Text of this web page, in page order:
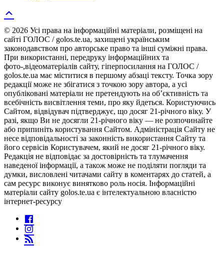
© 2026 Усі права на інформаційні матеріали, розміщені на
сайті ГОЛОС / golos.te.ua, захищені українським
законодавством про авторське право та інші суміжні права.
При використанні, передруку інформаційних та
фото-,відеоматеріалів сайту, гіперпосилання на ГОЛОС /
golos.te.ua має міститися в першому абзаці тексту. Точка зору
редакції може не збігатися з точкою зору автора, а усі
опубліковані матеріали не претендують на об’єктивність та
всебічність висвітлення теми, про яку йдеться. Користуючись
Сайтом, відвідувач підтверджує, що досяг 21-річного віку. У
разі, якщо Ви не досягли 21-річного віку — не розпочинайте
або припиніть користування Сайтом. Адміністрація Сайту не
несе відповідальності за законність використання Сайту та
його сервісів Користувачем, який не досяг 21-річного віку.
Редакція не відповідає за достовірність та тлумачення
наведеної інформації, а також може не поділяти погляди та
думки, висловлені читачами сайту в коментарях до статей, а
сам ресурс виконує винятково роль носія. Інформаційні
матеріали сайту golos.te.ua є інтелектуальною власністю
інтернет-ресурсу